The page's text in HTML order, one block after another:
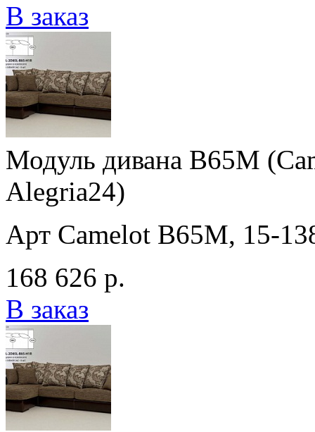
В заказ
Модуль дивана B65М
Alegria24)
Арт Camelot B65М, 15-
168 626 р.
В заказ